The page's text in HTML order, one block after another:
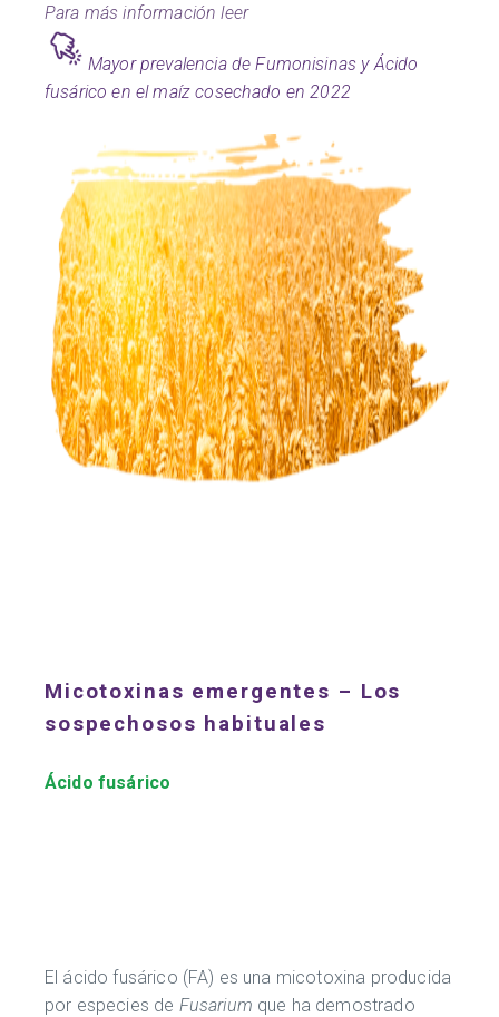
Para más información leer
Mayor prevalencia de Fumonisinas y Ácido
fusárico en el maíz cosechado en 2022
Micotoxinas emergentes – Los
sospechosos habituales
Ácido fusárico
El ácido fusárico (FA) es una micotoxina producida
por especies de Fusarium que ha demostrado